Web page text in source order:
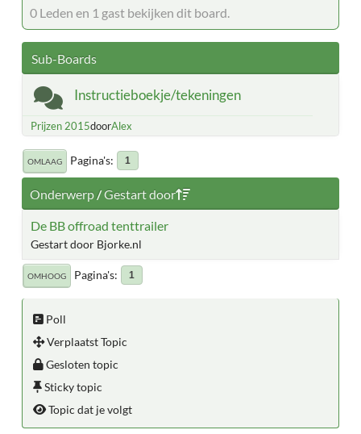
0 Leden en 1 gast bekijken dit board.
Sub-Boards
Instructieboekje/tekeningen
Prijzen 2015doorAlex
OMLAAG Pagina's 1
Onderwerp/Gestart door
De BB offroad tenttrailer
Gestart door Bjorke.nl
OMHOOG Pagina's 1
Poll
Verplaatst Topic
Gesloten topic
Sticky topic
Topic dat je volgt